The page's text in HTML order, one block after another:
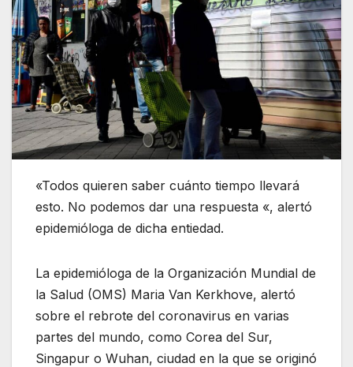
«Todos quieren saber cuánto tiempo llevará
esto. No podemos dar una respuesta «, alertó
epidemióloga de dicha entiedad.
La epidemióloga de la Organización Mundial de
la Salud (OMS) Maria Van Kerkhove, alertó
sobre el rebrote del coronavirus en varias
partes del mundo, como Corea del Sur,
Singapur o Wuhan, ciudad en la que se originó